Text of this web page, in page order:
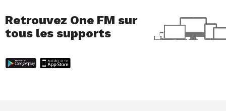
Retrouvez One FM sur
tous les supports